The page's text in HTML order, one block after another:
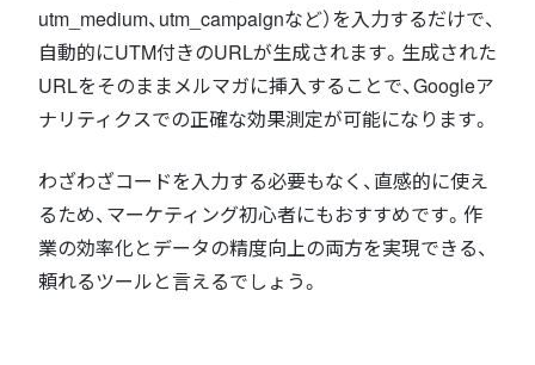
utm_medium、utm_campaignなど）を入力するだけで、
自動的にUTM付きのURLが生成されます。生成された
URLをそのままメルマガに挿入することで、Googleア
ナリティクスでの正確な効果測定が可能になります。
わざわざコードを入力する必要もなく、直感的に使え
るため、マーケティング初心者にもおすすめです。作
業の効率化とデータの精度向上の両方を実現できる、
頼れるツールと言えるでしょう。